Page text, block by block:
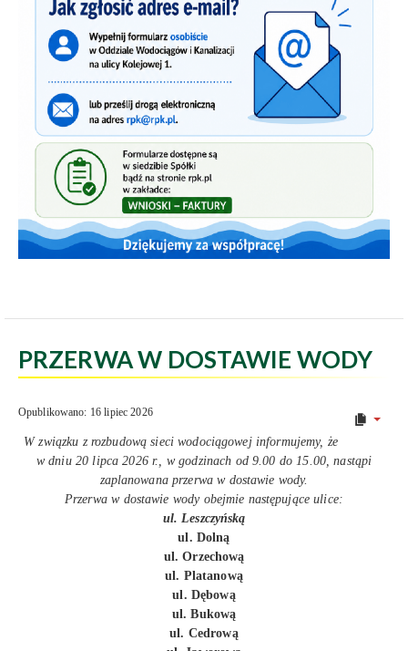
PRZERWA W DOSTAWIE WODY
Opublikowano: 16 lipiec 2026
W związku z rozbudową sieci wodociągowej informujemy, że
w dniu 20 lipca 2026 r., w godzinach od 9.00 do 15.00, nastąpi
zaplanowana przerwa w dostawie wody.
Przerwa w dostawie wody obejmie następujące ulice:
ul. Leszczyńską
ul. Dolną
ul. Orzechową
ul. Platanową
ul. Dębową
ul. Bukową
ul. Cedrową